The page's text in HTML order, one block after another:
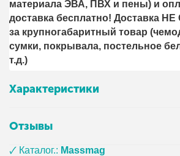
материала ЭВА, ПВХ и пены) и
доставка бесплатно! Доставка
за крупногабаритный товар
сумки, покрывала, постельное
т.д.)
Характеристики
Отзывы
🗸 Каталог.: Massmag